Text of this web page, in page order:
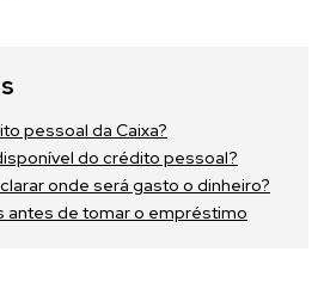
pessoal da Caixa?
do crédito pessoal?
onde será gasto o dinheiro?
antes de tomar o empréstimo